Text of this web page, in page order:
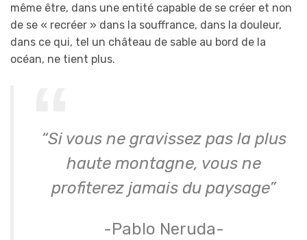
même être, dans une entité capable de se créer et non
de se « recréer » dans la souffrance, dans la douleur,
dans ce qui, tel un château de sable au bord de la
océan, ne tient plus.
“Si vous ne gravissez pas la plus
haute montagne, vous ne
profiterez jamais du paysage”
-Pablo Neruda-